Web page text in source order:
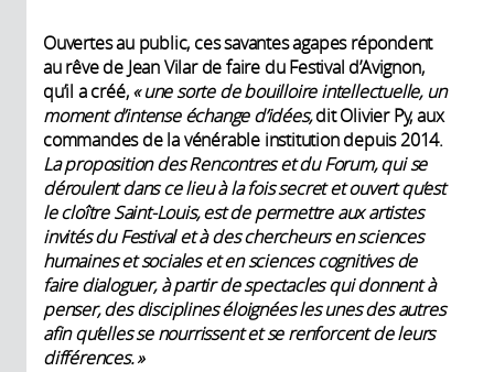
Ouvertes au public, ces savantes agapes répondent
au rêve de Jean Vilar de faire du Festival ­d’Avignon,
qu’il a créé,« une sorte de bouilloire intellectuelle, un
moment d’intense échange d’idées,dit Olivier Py, aux
commandes de la vénérable institution depuis 2014.
La proposition des Rencontres et du Forum, qui se
déroulent dans ce lieu à la fois secret et ouvert qu’est
le cloître Saint-Louis, est de permettre aux artistes
invités du Festival et à des chercheurs en sciences
humaines et sociales et en sciences cognitives de
faire dialoguer, à partir de spectacles qui donnent à
penser, des disciplines éloignées les unes des autres
afin qu’elles se nourrissent et se renforcent de leurs
différences. »